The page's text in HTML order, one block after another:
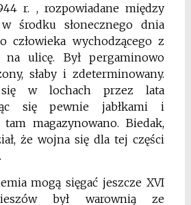
r. , rozpowiadane między
środku sło­necznego dnia
człowieka wychodzącego z
ulicę. Był pergaminowo
słaby i zdeterminowany.
się w lochach przez lata
się pewnie jabłkami i
magazynowano. Biedak,
że wojna się dla tej części
mogą sięgać jeszcze XVI
był warownią ze